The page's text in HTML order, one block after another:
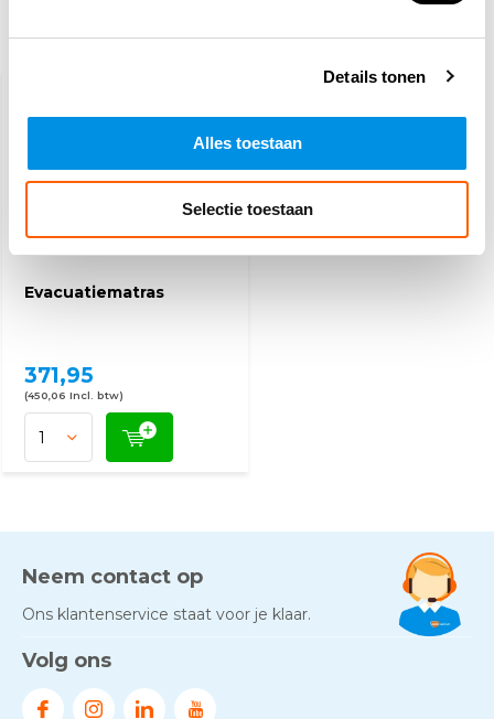
Details tonen
Alles toestaan
Selectie toestaan
Evacuatiematras
371,95
(450,06 Incl. btw)
Neem contact op
Ons klantenservice staat voor je klaar.
Volg ons